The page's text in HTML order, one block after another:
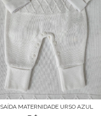
SAÍDA MATERNIDADE URSO AZUL